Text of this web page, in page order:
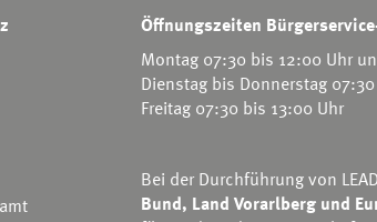
Öffnungszeiten
Montag 07:30 bis 12:00 Uhr
Dienstag bis Donnerstag
Freitag 07:30 bis 13:00 Uhr
Bei der Durchführung von
Bund, Land Vorarlberg und